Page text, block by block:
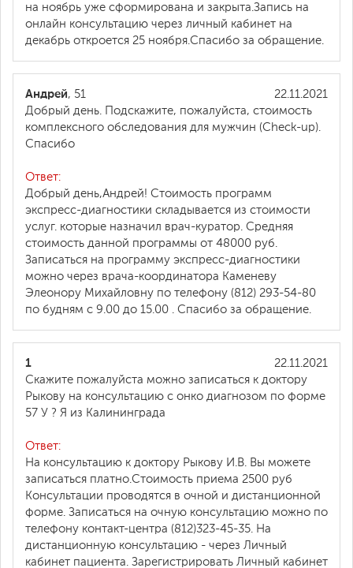
на ноябрь уже сформирована и закрыта.Запись на
онлайн консультацию через личный кабинет на
декабрь откроется 25 ноября.Спасибо за обращение.
22.11.2021
Андрей, 51
Добрый день. Подскажите, пожалуйста, стоимость
комплексного обследования для мужчин (Check-up).
Спасибо
Ответ:
Добрый день,Андрей! Стоимость программ
экспресс-диагностики складывается из стоимости
услуг. которые назначил врач-куратор. Средняя
стоимость данной программы от 48000 руб.
Записаться на программу экспресс-диагностики
можно через врача-координатора Каменеву
Элеонору Михайловну по телефону (812) 293-54-80
по будням с 9.00 до 15.00 . Спасибо за обращение.
22.11.2021
1
Скажите пожалуйста можно записаться к доктору
Рыкову на консультацию с онко диагнозом по форме
57 У ? Я из Калининграда
Ответ:
На консультацию к доктору Рыкову И.В. Вы можете
записаться платно.Стоимость приема 2500 руб
Консультации проводятся в очной и дистанционной
форме. Записаться на очную консультацию можно по
телефону контакт-центра (812)323-45-35. На
дистанционную консультацию - через Личный
кабинет пациента. Зарегистрировать Личный кабинет